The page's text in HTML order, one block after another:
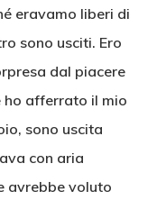
eravamo liberi di
sono usciti. Ero
dal piacere
ho afferrato il mio
sono uscita
con aria
avrebbe voluto